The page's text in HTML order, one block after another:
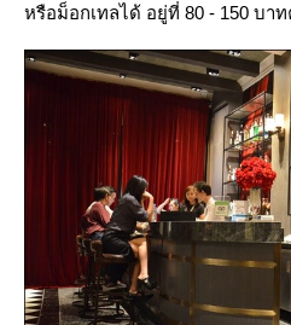
หรือม็อกเทลได้ อยู่ที่ 80 - 150 บาท